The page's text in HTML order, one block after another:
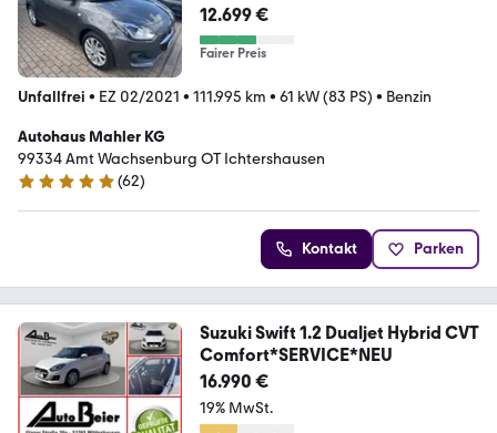
12.699 €
Fairer Preis
Unfallfrei • EZ 02/2021 • 111.995 km • 61 kW (83 PS) • Benzin
Autohaus Mahler KG
99334 Amt Wachsenburg OT Ichtershausen
5 Sterne
(62)
Kontakt Parken
Suzuki Swift 1.2 Dualjet Hybrid CVT
Comfort*SERVICE*NEU
16.990 €
19% MwSt.